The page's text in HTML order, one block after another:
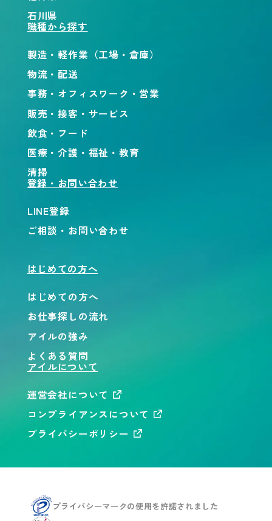
石川県
職種から探す
製造・軽作業（工場・倉庫）
物流・配送
事務・オフィスワーク・営業
販売・接客・サービス
飲食・フード
医療・介護・福祉・教育
清掃
登録・お問い合わせ
LINE登録
ご相談・お問い合わせ
はじめての方へ
はじめての方へ
お仕事探しの流れ
アイルの強み
よくある質問
アイルについて
運営会社について
コンプライアンスについて
プライバシーポリシー
プライバシーマークの使用を許諾されました